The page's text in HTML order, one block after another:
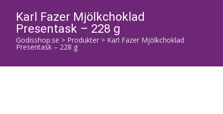
Karl Fazer Mjölkchoklad
Presentask – 228 g
Godisshop.se > Produkter > Karl Fazer Mjölkchoklad
Presentask – 228 g